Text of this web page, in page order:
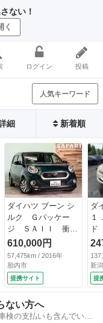
ない！
く
ログイン 投稿
人気キーワード
細 新着順
ダイハツ ブーン シ
ルク Ｇパッケー
ジ ＳＡＩＩ 衝突
軽減ブレーキ アイ
ドリングストップ
横滑り軽減 プッシ
ュスタート ドライ
ブレコーダー 純正
アルミ ＥＴＣ Ｂ
ｌｕｅｔｏｏｔｈ接
続 バックカメラ
610,000円
57,475km / 2016年
胎内市
提携サイト
ダ
１
ド
セ
メ
ホ
キ
9.6
新
提
ない方へ
検の支払いも含んでいる